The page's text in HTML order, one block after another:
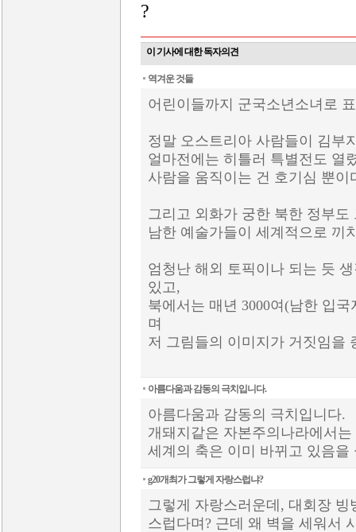
?
이 기사에 대한 독자의견
역겨운 것들
어린이들까지 군국소년소녀로
정말 오스트리아 사람들이 김부
얼마전에는 히틀러 특별전도 열
사람을 움직이는 건 호기심 뿐이
그리고 외화가 궁한 북한 정부도
남한 예술가들이 세계적으로 끼
엄청난 해외 토픽이나 되는 듯
있고,
북에서는 매년 3000여(남한 입
며
저 그림들의 이미지가 거짓임을
아름다움과 감동의 극치입니다.
아름다움과 감동의 극치입니다.
개돼지같은 자본주의나라에서
세계의 축은 이미 바뀌고 있음
g20개최가 그렇게 자랑스럽냐?
그렇게 자랑스러운데, 대회장
스럽다며? 근데 왜 벽을 세워서